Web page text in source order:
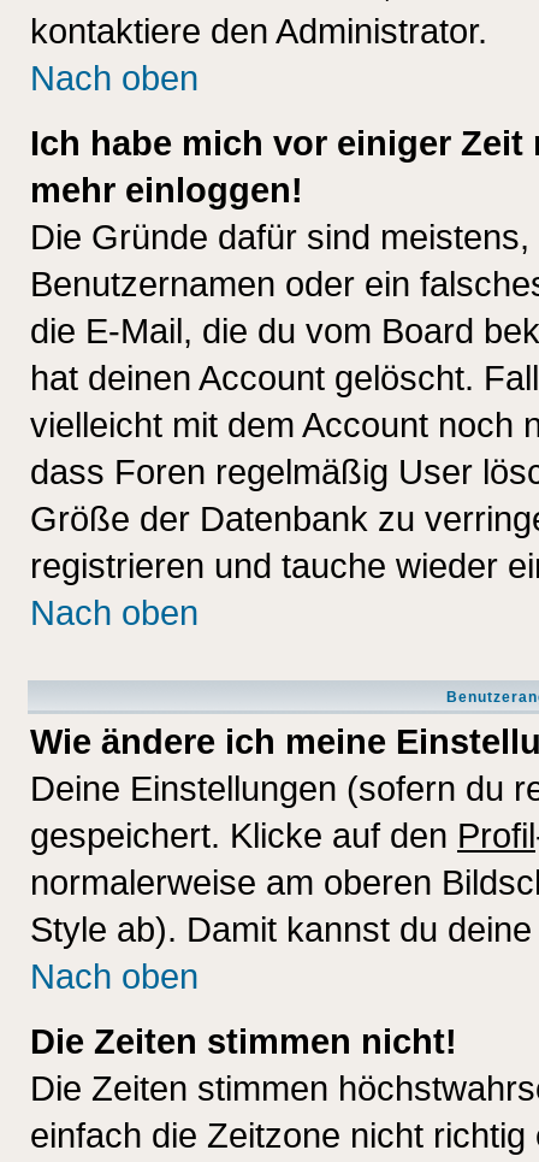
kontaktiere den Administrator.
Nach oben
Ich habe mich vor einiger
mehr einloggen!
Die Gründe dafür sind
Benutzernamen oder ein
die E-Mail, die du vom Board
hat deinen Account gelöscht.
vielleicht mit dem Account noch
dass Foren regelmäßig User
Größe der Datenbank zu
registrieren und tauche wieder
Nach oben
Wie ändere ich meine
Deine Einstellungen (sofern du
gespeichert. Klicke auf den Profil
normalerweise am oberen
Style ab). Damit kannst du
Nach oben
Die Zeiten stimmen nicht!
Die Zeiten stimmen
einfach die Zeitzone nicht